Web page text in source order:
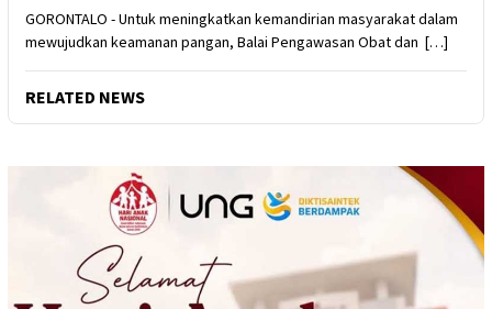
GORONTALO - Untuk meningkatkan kemandirian masyarakat dalam
mewujudkan keamanan pangan, Balai Pengawasan Obat dan […]
RELATED NEWS